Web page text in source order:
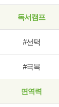
독서캠프
#선택
#극복
면역력